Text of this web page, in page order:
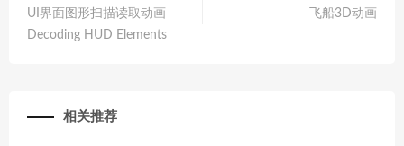
UI界面图形扫描读取动画
Decoding HUD Elements
飞船3D动画
相关推荐